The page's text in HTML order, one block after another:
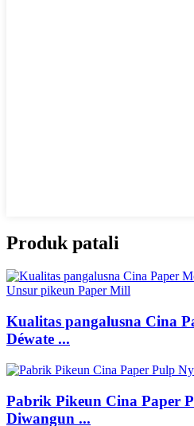
Produk patali
Kualitas pangalusna Cina
Déwate ...
Pabrik Pikeun Cina Paper
Diwangun ...